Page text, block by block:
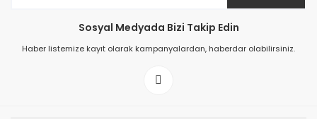
Sosyal Medyada Bizi Takip Edin
Haber listemize kayıt olarak kampanyalardan, haberdar olabilirsiniz.